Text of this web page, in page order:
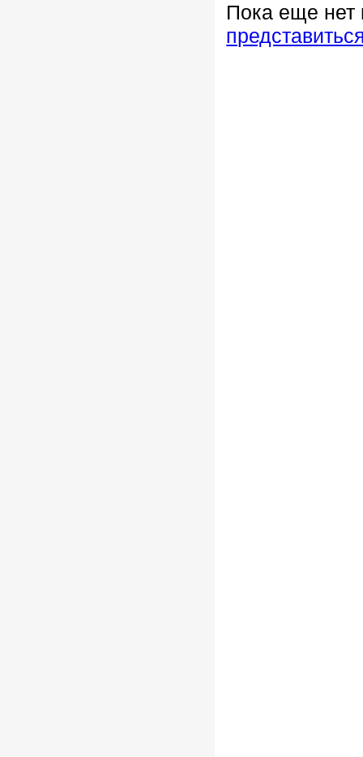
Пока еще нет